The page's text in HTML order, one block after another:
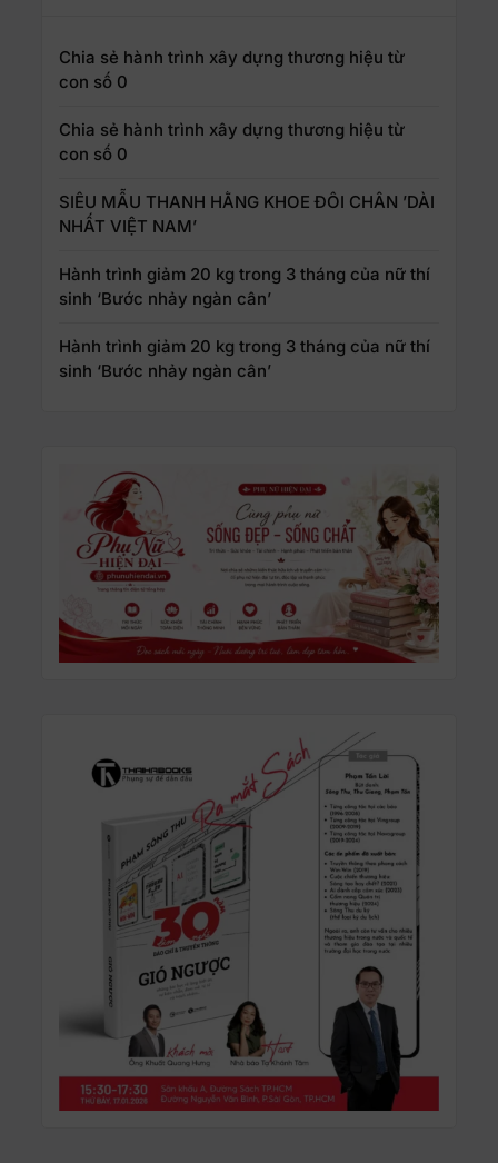
Chia sẻ hành trình xây dựng thương hiệu từ
con số 0
Chia sẻ hành trình xây dựng thương hiệu từ
con số 0
SIÊU MẪU THANH HẰNG KHOE ĐÔI CHÂN ’DÀI
NHẤT VIỆT NAM’
Hành trình giảm 20 kg trong 3 tháng của nữ thí
sinh ‘Bước nhảy ngàn cân’
Hành trình giảm 20 kg trong 3 tháng của nữ thí
sinh ‘Bước nhảy ngàn cân’